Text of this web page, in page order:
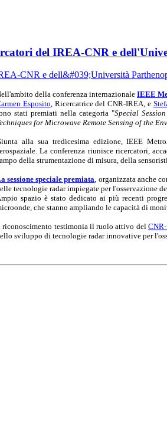
del IREA-CNR e
della conferenza internazionale IEEE
Esposito, Ricercatrice del CNR-IREA, e
stati premiati nella categoria "Special
for Microwave Remote Sensing of the
alla sua tredicesima edizione, IEEE
La conferenza riunisce ricercatori,
della strumentazione di misura, della
sessione speciale premiata, organizzata anche
tecnologie radar impiegate per l'osservazione
spazio è stato dedicato ai più recenti
che stanno ampliando le capacità di
riconoscimento testimonia il ruolo attivo del
sviluppo di tecnologie radar innovative per